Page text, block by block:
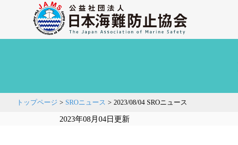
トップページ > SROニュース > 2023/08/04 SROニュース
2023年08月04日更新